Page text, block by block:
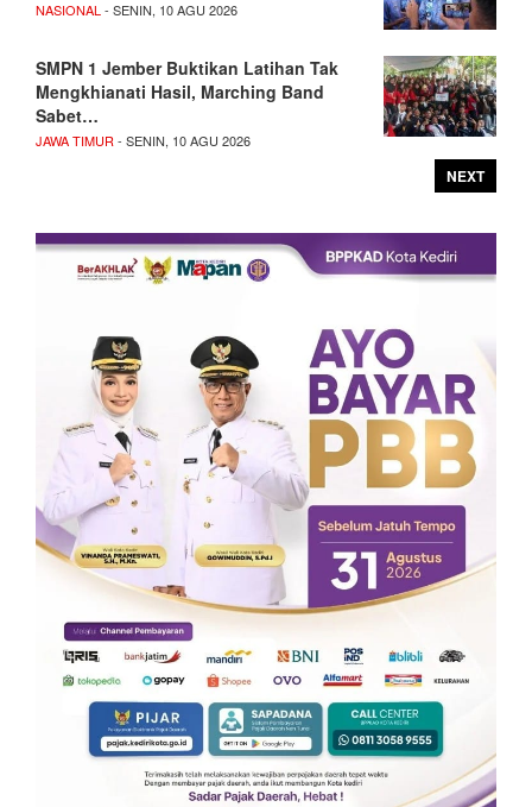
NASIONAL - SENIN, 10 AGU 2026
SMPN 1 Jember Buktikan Latihan Tak
Mengkhianati Hasil, Marching Band
Sabet…
JAWA TIMUR - SENIN, 10 AGU 2026
NEXT